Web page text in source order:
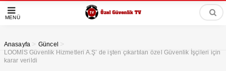
MENÜ
Anasayfa > Güncel >
LOOMİS Güvenlik Hizmetleri A.Ş’ de işten çıkartılan özel Güvenlik İşçileri için
karar verildi